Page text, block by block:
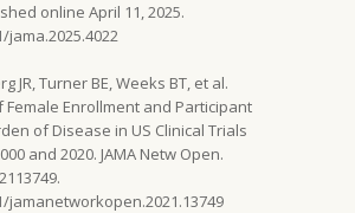
online April 11, 2025.
jama.2025.4022
JR, Turner BE, Weeks BT, et al.
Female Enrollment and Participant
of Disease in US Clinical Trials
and 2020. JAMA Netw Open.
jamanetworkopen.2021.13749